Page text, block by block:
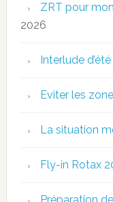
ZRT pour
2026
Interlude d’été
Eviter les
La situation
Fly-in Rotax